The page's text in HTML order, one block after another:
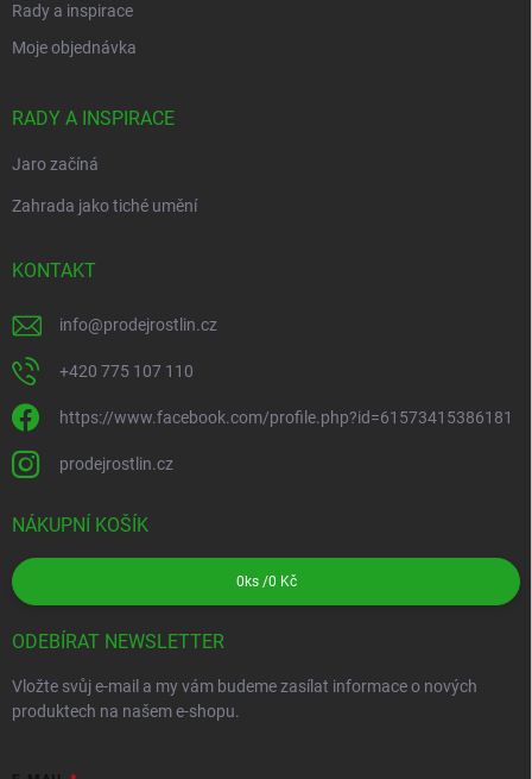
Rady a inspirace
Moje objednávka
RADY A INSPIRACE
Jaro začíná
Zahrada jako tiché umění
KONTAKT
info@prodejrostlin.cz
+420 775 107 110
https://www.facebook.com/profile.php?id=61573415386181
prodejrostlin.cz
NÁKUPNÍ KOŠÍK
0 ks /0 Kč
ODEBÍRAT NEWSLETTER
Vložte svůj e-mail a my vám budeme zasílat informace o nových
produktech na našem e-shopu.